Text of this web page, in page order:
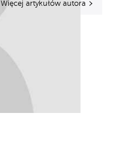
Więcej artykułów autora